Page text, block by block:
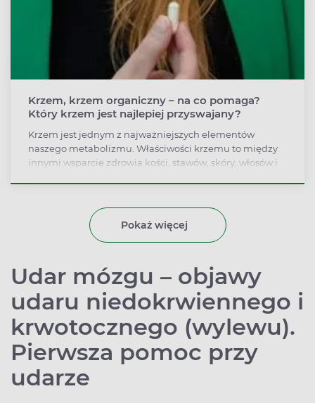
Krzem, krzem organiczny – na co pomaga?
Który krzem jest najlepiej przyswajany?
Krzem jest jednym z najważniejszych elementów
naszego metabolizmu. Właściwości krzemu to między
innymi wsparcie zdrowia kości, stawów, skóry, włosów i
wodą mineralną, dietą bogatą w ziarna zbóż, a także w
suplementach, na przykład w postaci krzemu
organicznego.
Pokaż więcej
Udar mózgu – objawy
udaru niedokrwiennego i
krwotocznego (wylewu).
Pierwsza pomoc przy
udarze